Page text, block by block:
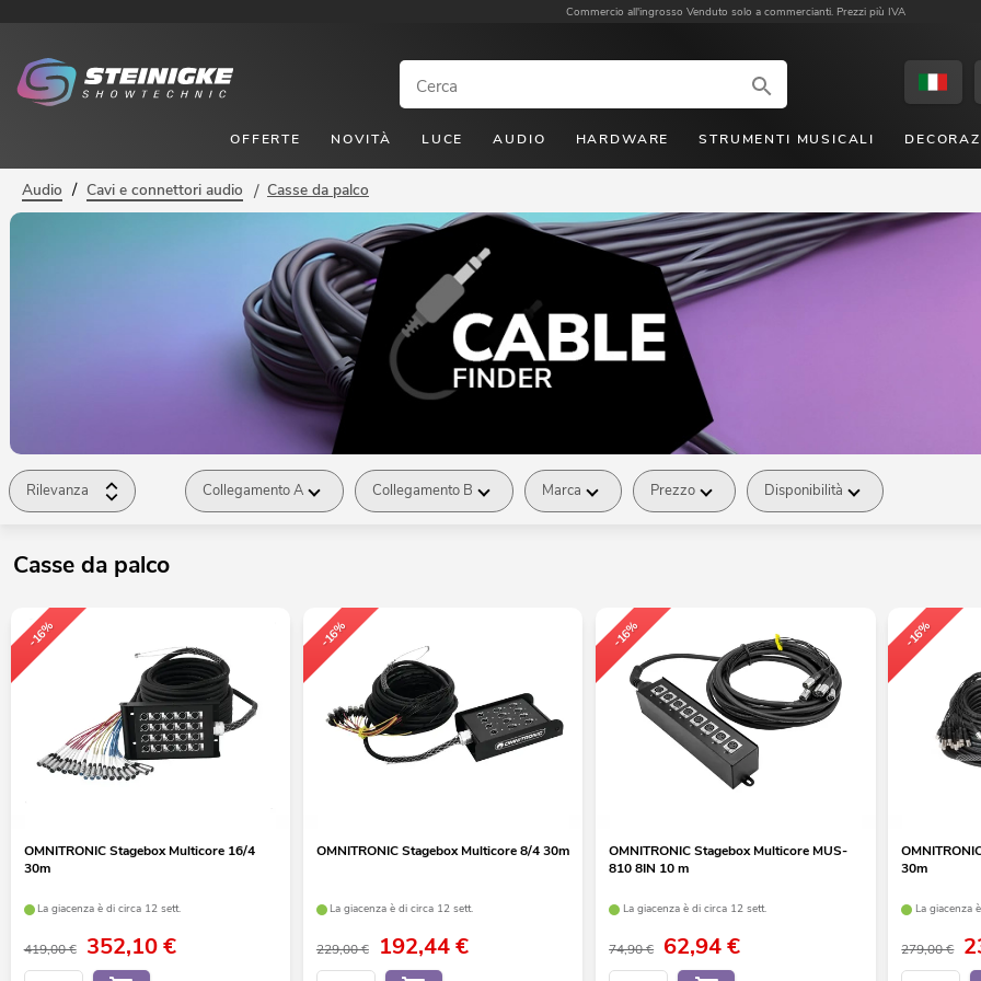
Commercio all'ingrosso Venduto solo a commercianti. Prezzi più IVA
OFFERTE NOVITÀ LUCE AUDIO HARDWARE STRUMENTI MUSICALI
Audio / Cavi e connettori audio / Casse da palco
Rilevanza Collegamento A Collegamento B Marca Prezzo Disponibilità
Casse da palco
-16%
OMNITRONIC Stagebox Multicore 16/4
30m
La giacenza è di circa 12 sett.
419,00 € 352,10€
-16%
OMNITRONIC Stagebox Multicore 8/4 30m
La giacenza è di circa 12 sett.
229,00 € 192,44€
-16%
OMNITRONIC Stagebox Multicore MUS-
810 8IN 10 m
La giacenza è di circa 12 sett.
74,90 € 62,94€
-16%
30m
La giacenza
279,00 €